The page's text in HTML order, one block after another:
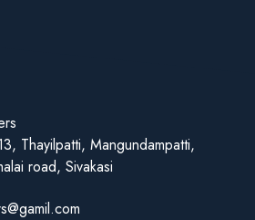
Thayilpatti, Mangundampatti,
road, Sivakasi